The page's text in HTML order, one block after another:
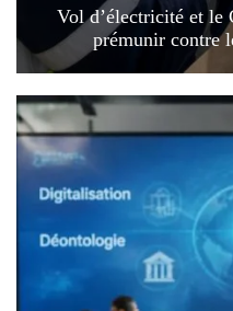
Vol d’électricité et le
prémunir contre